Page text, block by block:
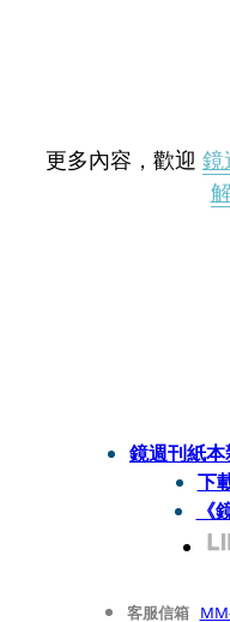
更多內容，歡迎 鏡
鏡週刊紙
下
客服信箱